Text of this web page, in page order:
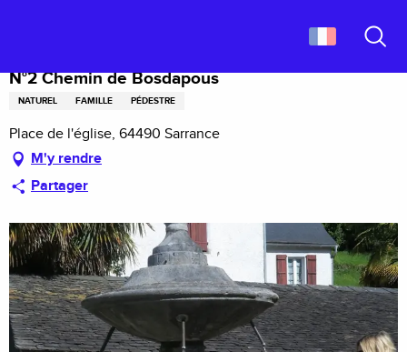
principal
N°2 Chemin de Bosdapous
NATUREL FAMILLE PÉDESTRE
Place de l'église, 64490 Sarrance
M'y rendre
Partager